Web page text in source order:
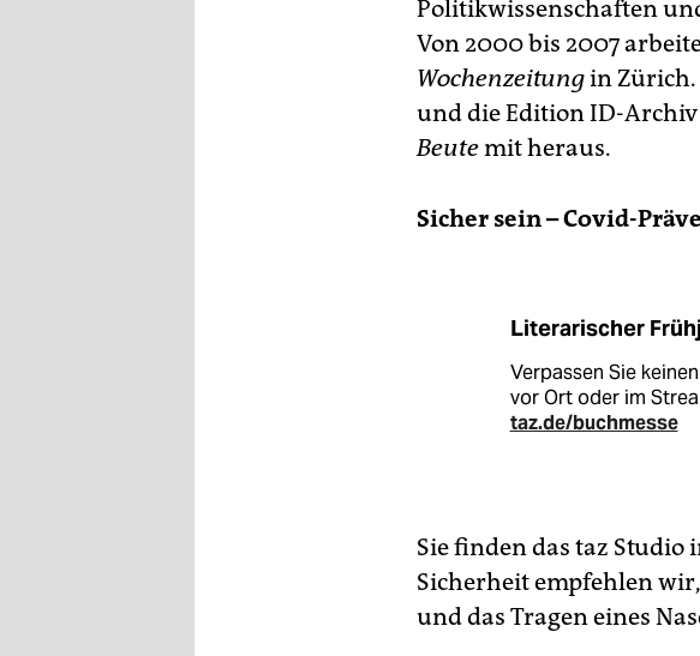
Politikwissenschaften
Von 2000 bis 2007
Wochenzeitungin
und die Edition ID-
Beutemit heraus.
Sicher sein – Covid-
Literarischer
Verpassen Sie
vor Ort oder im
taz.de/buchmesse
Sie finden das taz Studio
Sicherheit empfehlen
und das Tragen eines